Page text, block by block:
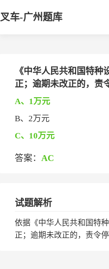
叉车-广州题库
《中华人民共和国特
正；逾期未改正的，责
A、1万元
B、2万元
C、10万元
答案： AC
试题解析
依据《中华人民共和国特
正；逾期未改正的，责令